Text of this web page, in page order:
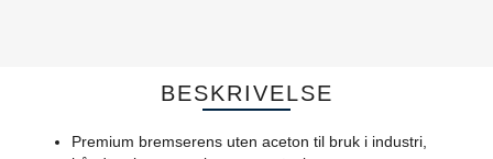
BESKRIVELSE
Premium bremserens uten aceton til bruk i industri,